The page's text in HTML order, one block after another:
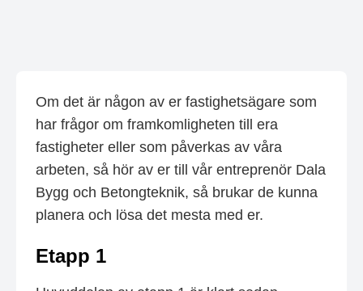
Om det är någon av er fastighetsägare som
har frågor om framkomligheten till era
fastigheter eller som påverkas av våra
arbeten, så hör av er till vår entreprenör Dala
Bygg och Betongteknik, så brukar de kunna
planera och lösa det mesta med er.
Etapp 1